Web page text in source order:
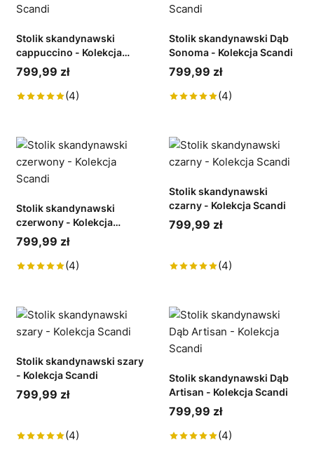
Stolik skandynawski
cappuccino - Kolekcja
Scandi
799,99 zł
(4)
Stolik skandynawski Dąb
Sonoma - Kolekcja Scandi
799,99 zł
(4)
Stolik skandynawski
czerwony - Kolekcja
Scandi
799,99 zł
(4)
Stolik skandynawski
czarny - Kolekcja Scandi
799,99 zł
(4)
Stolik skandynawski szary
- Kolekcja Scandi
799,99 zł
(4)
Stolik skandynawski Dąb
Artisan - Kolekcja Scandi
799,99 zł
(4)